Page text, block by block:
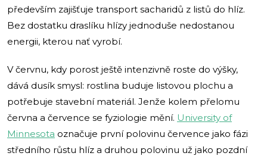
především zajišťuje transport sacharidů z listů do hlíz.
Bez dostatku draslíku hlízy jednoduše nedostanou
energii, kterou nať vyrobí.
V červnu, kdy porost ještě intenzivně roste do výšky,
dává dusík smysl: rostlina buduje listovou plochu a
potřebuje stavební materiál. Jenže kolem přelomu
června a července se fyziologie mění. University of
Minnesota označuje první polovinu července jako fázi
středního růstu hlíz a druhou polovinu už jako pozdní